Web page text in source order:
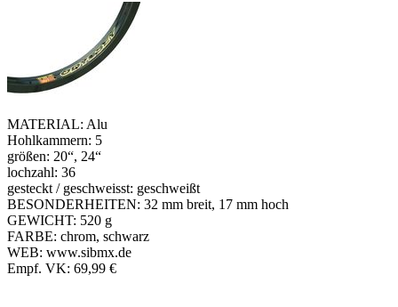
MATERIAL: Alu
Hohlkammern: 5
größen: 20“, 24“
lochzahl: 36
gesteckt / geschweisst: geschweißt
BESONDERHEITEN: 32 mm breit, 17 mm hoch
GEWICHT: 520 g
FARBE: chrom, schwarz
WEB: www.sibmx.de
Empf. VK: 69,99 €